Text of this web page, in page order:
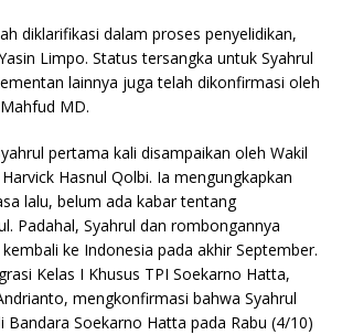
diklarifikasi dalam proses penyelidikan,
Limpo. Status tersangka untuk Syahrul
lainnya juga telah dikonfirmasi oleh
MD.
pertama kali disampaikan oleh Wakil
Hasnul Qolbi. Ia mengungkapkan
lalu, belum ada kabar tentang
Padahal, Syahrul dan rombongannya
ke Indonesia pada akhir September.
Kelas I Khusus TPI Soekarno Hatta,
mengkonfirmasi bahwa Syahrul
Bandara Soekarno Hatta pada Rabu (4/10)